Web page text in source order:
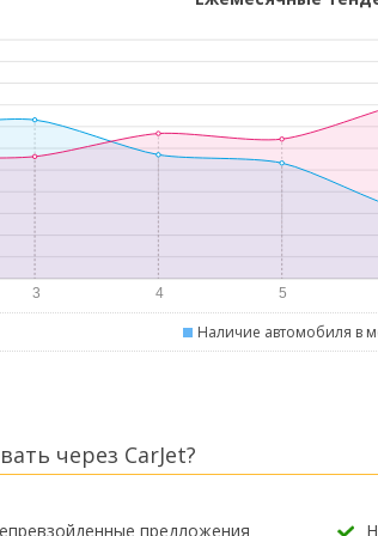
Наличие автомобиля в
через CarJet?
предложения